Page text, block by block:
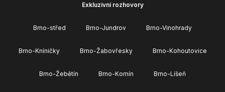
Exkluzivní rozhovory
Brno-střed Brno-Jundrov Brno-Vinohrady
Brno-Kníničky Brno-Žabovřesky Brno-Kohoutovice
Brno-Žebětín Brno-Komín Brno-Líšeň